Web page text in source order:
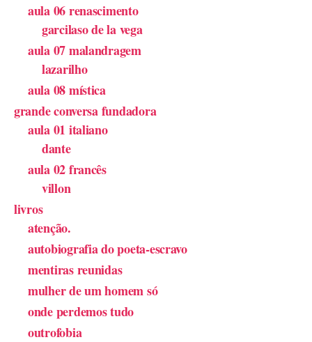
aula 06 renascimento
garcilaso de la vega
aula 07 malandragem
lazarilho
aula 08 mística
grande conversa fundadora
aula 01 italiano
dante
aula 02 francês
villon
livros
atenção.
autobiografia do poeta-escravo
mentiras reunidas
mulher de um homem só
onde perdemos tudo
outrofobia